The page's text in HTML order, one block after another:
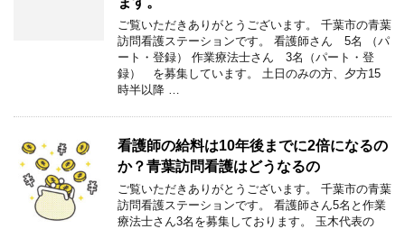
ご覧いただきありがとうございます。 千葉市の青葉
訪問看護ステーションです。 看護師さん 5名 （パ
ート・登録） 作業療法士さん 3名（パート・登
録） を募集しています。 土日のみの方、夕方15
時半以降 …
看護師の給料は10年後までに2倍になるの
か？青葉訪問看護はどうなるの
ご覧いただきありがとうございます。 千葉市の青葉
訪問看護ステーションです。 看護師さん5名と作業
療法士さん3名を募集しております。 玉木代表の